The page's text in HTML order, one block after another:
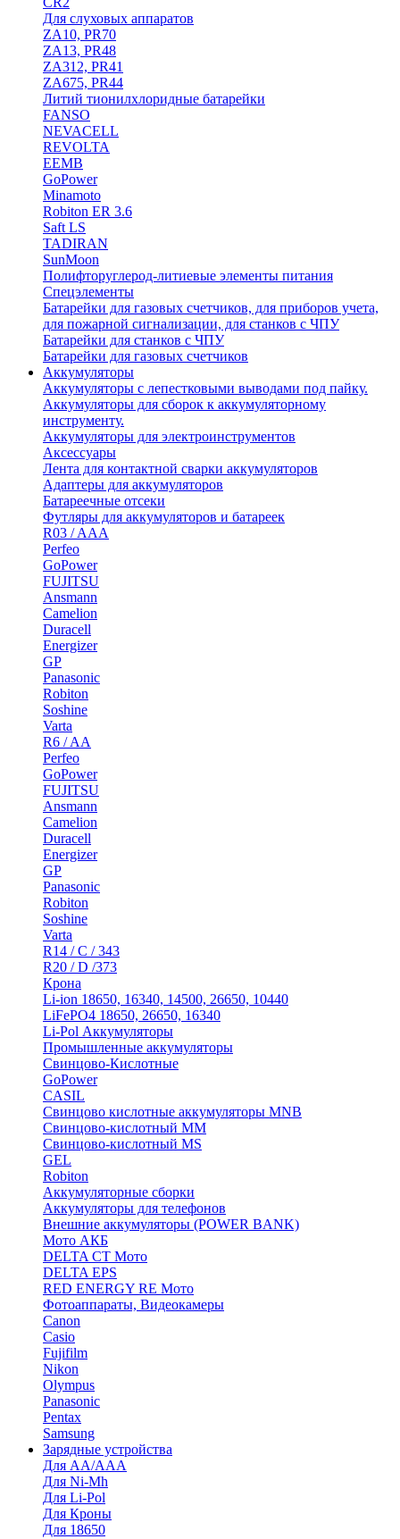
Для слуховых аппаратов
ZA10, PR70
ZA13, PR48
ZA312, PR41
ZA675, PR44
Литий тионилхлоридные батарейки
FANSO
NEVACELL
REVOLTA
EEMB
GoPower
Minamoto
Robiton ER 3.6
Saft LS
TADIRAN
SunMoon
Полифторуглерод-литиевые элементы питания
Спецэлементы
Батарейки для газовых счетчиков, для приборов учета,
для пожарной сигнализации, для станков с ЧПУ
Батарейки для станков с ЧПУ
Батарейки для газовых счетчиков
Аккумуляторы
Аккумуляторы с лепестковыми выводами под пайку.
Аккумуляторы для сборок к аккумуляторному
инструменту.
Аккумуляторы для электроинструментов
Аксессуары
Лента для контактной сварки аккумуляторов
Адаптеры для аккумуляторов
Батареечные отсеки
Футляры для аккумуляторов и батареек
R03 / AAA
Perfeo
GoPower
FUJITSU
Ansmann
Camelion
Duracell
Energizer
GP
Panasonic
Robiton
Soshine
Varta
R6 / AA
Perfeo
GoPower
FUJITSU
Ansmann
Camelion
Duracell
Energizer
GP
Panasonic
Robiton
Soshine
Varta
R14 / C / 343
R20 / D /373
Крона
Li-ion 18650, 16340, 14500, 26650, 10440
LiFePO4 18650, 26650, 16340
Li-Pol Аккумуляторы
Промышленные аккумуляторы
Свинцово-Кислотные
GoPower
CASIL
Свинцово кислотные аккумуляторы MNB
Cвинцово-кислотный MM
Cвинцово-кислотный MS
GEL
Robiton
Аккумуляторные сборки
Аккумуляторы для телефонов
Внешние аккумуляторы (POWER BANK)
Мото АКБ
DELTA CT Мото
DELTA EPS
RED ENERGY RE Мото
Фотоаппараты, Видеокамеры
Canon
Casio
Fujifilm
Nikon
Olympus
Panasonic
Pentax
Samsung
Зарядные устройства
Для AA/AAA
Для Ni-Mh
Для Li-Pol
Для Кроны
Для 18650